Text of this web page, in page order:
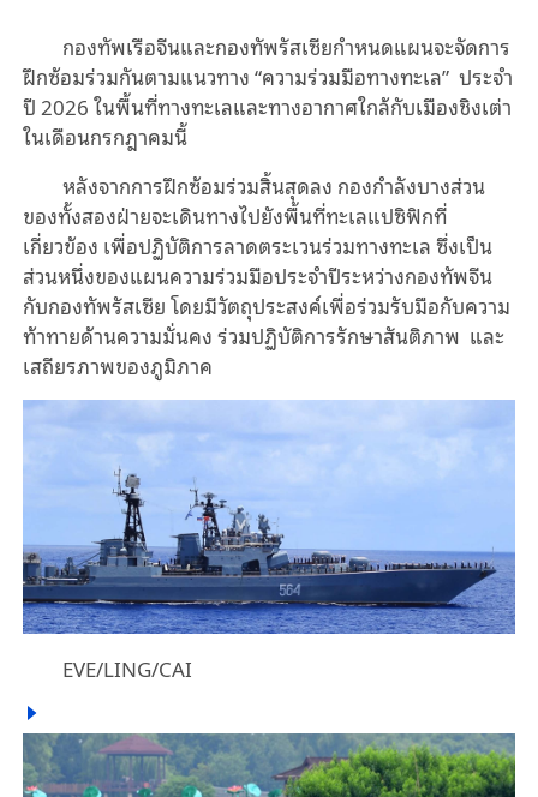
กองทัพเรือจีนและกองทัพรัสเซียกำหนดแผนจะจัดการ
ฝึกซ้อมร่วมกันตามแนวทาง “ความร่วมมือทางทะเล” ประจำ
ปี 2026 ในพื้นที่ทางทะเลและทางอากาศใกล้กับเมืองชิงเต่า
ในเดือนกรกฎาคมนี้
หลังจากการฝึกซ้อมร่วมสิ้นสุดลง กองกำลังบางส่วน
ของทั้งสองฝ่ายจะเดินทางไปยังพื้นที่ทะเลแปซิฟิกที่
เกี่ยวข้อง เพื่อปฏิบัติการลาดตระเวนร่วมทางทะเล ซึ่งเป็น
ส่วนหนึ่งของแผนความร่วมมือประจำปีระหว่างกองทัพจีน
กับกองทัพรัสเซีย โดยมีวัตถุประสงค์เพื่อร่วมรับมือกับความ
ท้าทายด้านความมั่นคง ร่วมปฏิบัติการรักษาสันติภาพ และ
เสถียรภาพของภูมิภาค
EVE/LING/CAI